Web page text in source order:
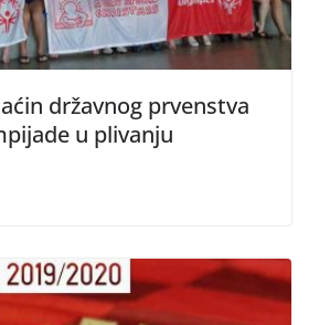
državnog prvenstva
u plivanju